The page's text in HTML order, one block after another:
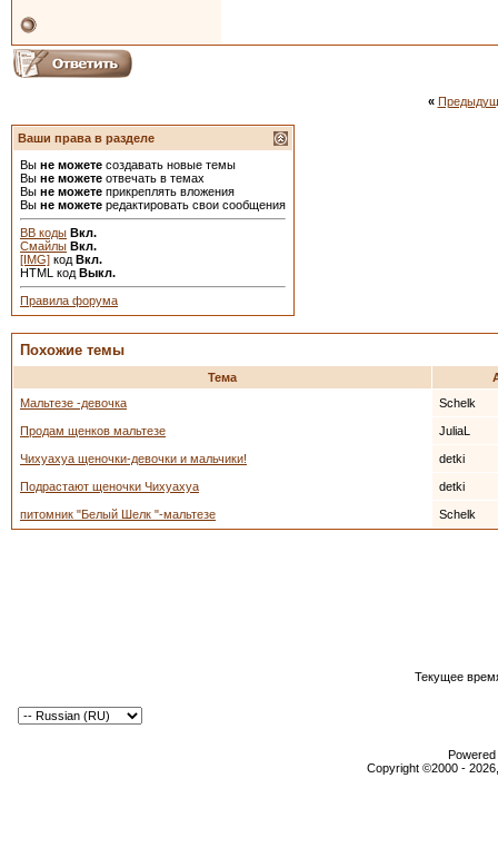
«
Ваши права в разделе
Вы не можете создавать новые темы
Вы не можете отвечать в темах
Вы не можете прикреплять вложения
Вы не можете редактировать свои сообщения
BB коды Вкл.
Смайлы Вкл.
[IMG] код Вкл.
HTML код Выкл.
Правила форума
Похожие темы
Тема
Мальтезе -девочка
Schelk
Продам щенков мальтезе JuliaL
Чихуахуа щеночки-девочки и мальчики! detki
Подрастают щеночки Чихуахуа detki
питомник "Белый Шелк "-мальтезе Schelk
Текущее
Copyright ©2000 -